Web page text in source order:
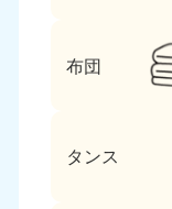
布団
タンス